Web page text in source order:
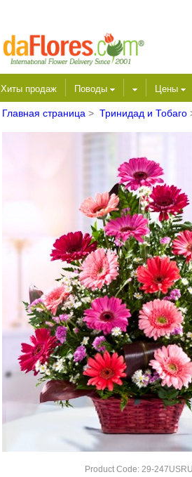
Хиты продаж Поводы Цены
Главная страница > Тринидад и Тобаго
Product Code: 29-247USRU